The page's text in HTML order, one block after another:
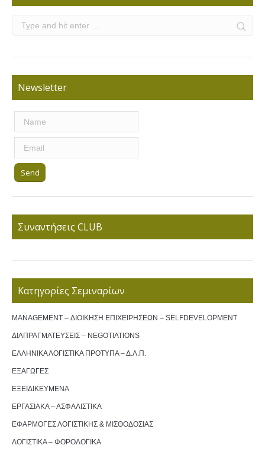
Newsletter
Συναντήσεις CLUB
Κατηγορίες Σεμιναρίων
MANAGEMENT – ΔΙΟΙΚΗΣΗ ΕΠΙΧΕΙΡΗΣΕΩΝ – SELFDEVELOPMENT
ΔΙΑΠΡΑΓΜΑΤΕΥΣΕΙΣ – NEGOTIATIONS
ΕΛΛΗΝΙΚΑ ΛΟΓΙΣΤΙΚΑ ΠΡΟΤΥΠΑ – Δ.Λ.Π.
ΕΞΑΓΩΓΕΣ
ΕΞΕΙΔΙΚΕΥΜΕΝΑ
ΕΡΓΑΣΙΑΚΑ – ΑΣΦΑΛΙΣΤΙΚΑ
ΕΦΑΡΜΟΓΕΣ ΛΟΓΙΣΤΙΚΗΣ & ΜΙΣΘΟΔΟΣΙΑΣ
ΛΟΓΙΣΤΙΚΑ – ΦΟΡΟΛΟΓΙΚΑ